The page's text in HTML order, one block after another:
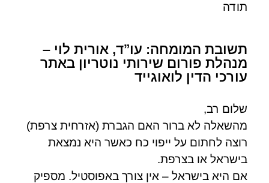
תודה
תשובת המומחה: עו”ד, אורית לוי –
מנהלת פורום שירותי נוטריון באתר
עורכי הדין לואוגייד
שלום רב,
מהשאלה לא ברור האם הגברת (אזרחית צרפת)
רוצה לחתום על ייפוי כח כאשר היא נמצאת
בישראל או בצרפת.
אם היא בישראל – אין צורך באפוסטיל. מספיק